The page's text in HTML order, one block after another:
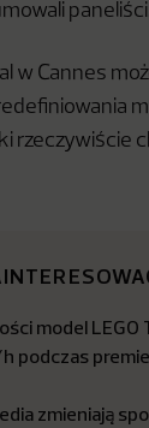
paneliści.
w Cannes
rzeczywiście
model LEGO
h podczas
zmieniają